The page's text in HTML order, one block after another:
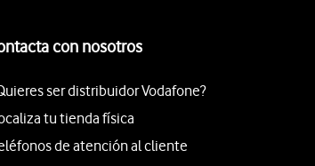
con nosotros
ser distribuidor Vodafone?
tu tienda física
de atención al cliente